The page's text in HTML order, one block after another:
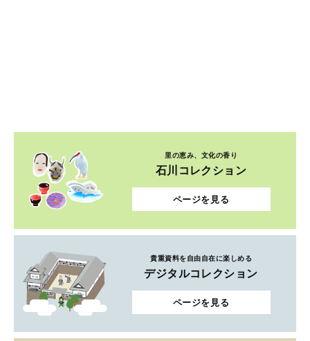
貴重資料を自由自在に楽しめる
デジタルコレクション
ページを見る
ルーツを紐解き、郷土を知ろう
ふるさとコレクション
ページを見る